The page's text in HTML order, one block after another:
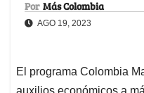
Por Más Colombia
AGO 19, 2023
El programa Colombia